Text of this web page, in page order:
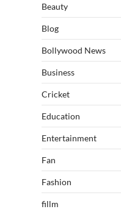
Beauty
Blog
Bollywood News
Business
Cricket
Education
Entertainment
Fan
Fashion
fillm